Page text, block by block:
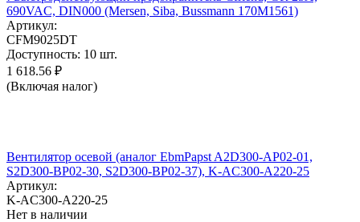
690VAC, DIN000 (Mersen, Siba, Bussmann 170M1561)
Артикул:
CFM9025DT
Доступность: 10 шт.
1 618.56 ₽
(Включая налог)
Вентилятор осевой (аналог EbmPapst A2D300-AP02-01,
S2D300-BP02-30, S2D300-BP02-37), K-AC300-A220-25
Артикул:
K-AC300-A220-25
Нет в наличии